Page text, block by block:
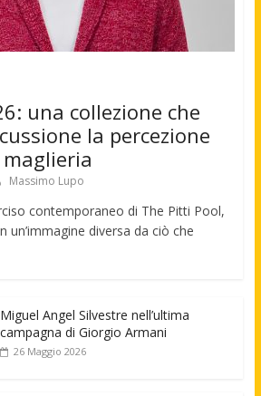
una collezione che
la percezione
Massimo Lupo
contemporaneo di The Pitti Pool,
un’immagine diversa da ciò che
Miguel Angel Silvestre nell’ultima
campagna di Giorgio Armani
26 Maggio 2026